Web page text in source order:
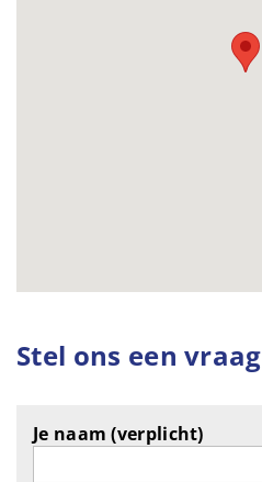
Stel ons een vraag
Je naam (verplicht)